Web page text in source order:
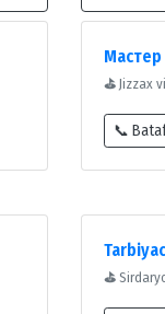
Мастер
⛳ Jizzax
📞
⛳